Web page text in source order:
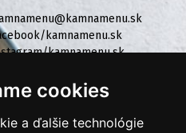
cookies
a ďalšie technológie
kamnamenu.sk
kamnamenu.sk